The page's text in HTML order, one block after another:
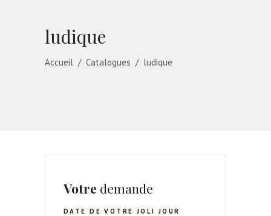
ludique
Accueil / Catalogues / ludique
Votre demande
DATE DE VOTRE JOLI JOUR